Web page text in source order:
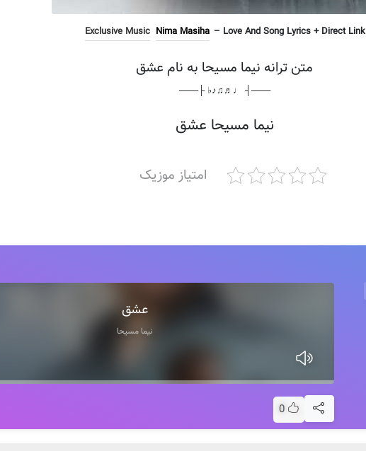
Exclusive Music Nima Masiha – Love And Song Lyrics + Direct Link
متن ترانه نیما مسیحا به نام عشق
───┤ ♩♬♫♪♭ ├───
نیما مسیحا عشق
امتیاز موزیک
عشق
نیما مسیحا
0